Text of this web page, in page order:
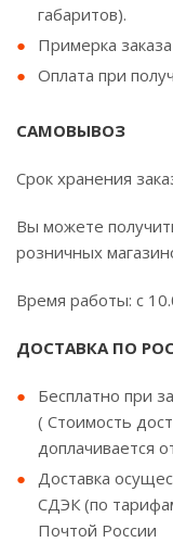
габаритов).
Примерка
Оплата при
САМОВЫВОЗ
Срок хранения
Вы можете
розничных
Время работы: с
ДОСТАВКА ПО
Бесплатно при
( Стоимость
доплачивается
Доставка
СДЭК (по
Почтой России